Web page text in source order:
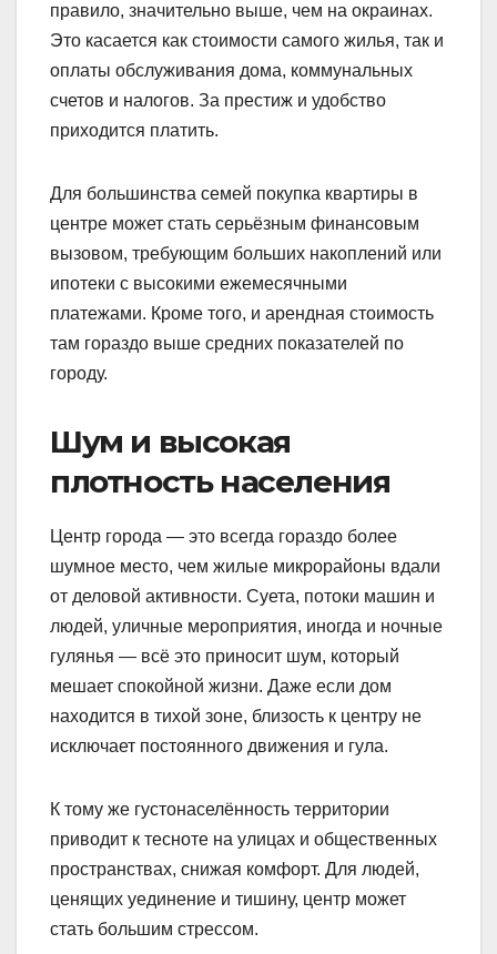
правило, значительно выше, чем на окраинах.
Это касается как стоимости самого жилья, так и
оплаты обслуживания дома, коммунальных
счетов и налогов. За престиж и удобство
приходится платить.
Для большинства семей покупка квартиры в
центре может стать серьёзным финансовым
вызовом, требующим больших накоплений или
ипотеки с высокими ежемесячными
платежами. Кроме того, и арендная стоимость
там гораздо выше средних показателей по
городу.
Шум и высокая
плотность населения
Центр города — это всегда гораздо более
шумное место, чем жилые микрорайоны вдали
от деловой активности. Суета, потоки машин и
людей, уличные мероприятия, иногда и ночные
гулянья — всё это приносит шум, который
мешает спокойной жизни. Даже если дом
находится в тихой зоне, близость к центру не
исключает постоянного движения и гула.
К тому же густонаселённость территории
приводит к тесноте на улицах и общественных
пространствах, снижая комфорт. Для людей,
ценящих уединение и тишину, центр может
стать большим стрессом.